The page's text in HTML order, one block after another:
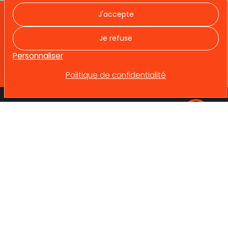
J'accepte
Je refuse
Personnaliser
Politique de confidentialité
DÉCOUVREZ NOTRE SAVOIR-FAIRE
Nos compétences